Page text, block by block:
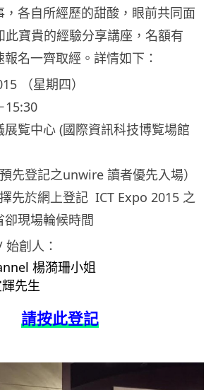
各自所經歷的甜酸，眼前共同面
寶貴的經驗分享講座，名額有
名一齊取經。詳情如下：
（星期四）
15:30
覧中心 (國際資訊科技博覧場館
先登記之unwire 讀者優先入場）
先於網上登記 ICT Expo 2015 之
卻現場輪候時間
創人：
楊漪珊小姐
先生
請按此登記